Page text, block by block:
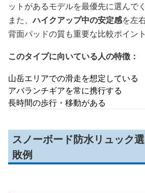
ットがあるモデルを最優先に選んでく
また、ハイクアップ中の安定感を左
背面パッドの質も重要な比較ポイント
このタイプに向いている人の特徴：
山岳エリアでの滑走を想定している
アバランチギアを常に携行する
長時間の歩行・移動がある
スノーボード防水リュック
敗例